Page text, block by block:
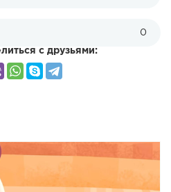
0
с друзьями: